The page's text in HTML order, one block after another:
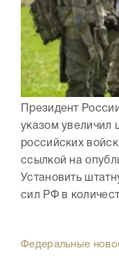
Президент
указом увеличил
российских
ссылкой на
Установить
сил РФ в
Федеральные